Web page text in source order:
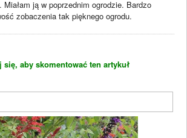
ją w poprzednim ogrodzie. Bardzo
zobaczenia tak pięknego ogrodu.
się, aby skomentować ten artykuł